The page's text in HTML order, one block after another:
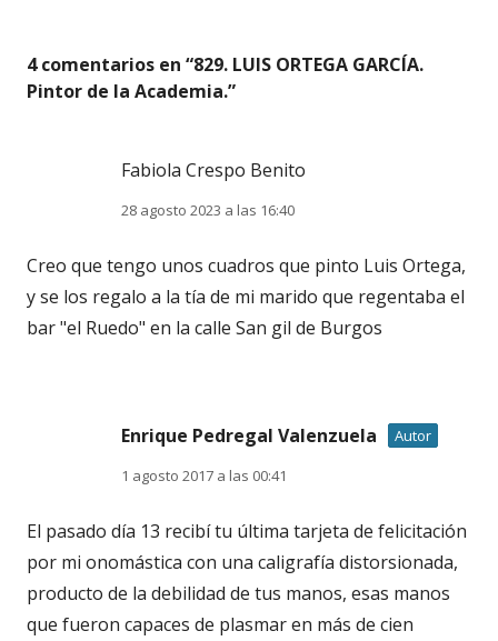
4 comentarios en “829. LUIS ORTEGA GARCÍA.
Pintor de la Academia.”
Fabiola Crespo Benito
28 agosto 2023 a las 16:40
Creo que tengo unos cuadros que pinto Luis Ortega,
y se los regalo a la tía de mi marido que regentaba el
bar "el Ruedo" en la calle San gil de Burgos
Enrique Pedregal Valenzuela
Autor
1 agosto 2017 a las 00:41
El pasado día 13 recibí tu última tarjeta de felicitación
por mi onomástica con una caligrafía distorsionada,
producto de la debilidad de tus manos, esas manos
que fueron capaces de plasmar en más de cien